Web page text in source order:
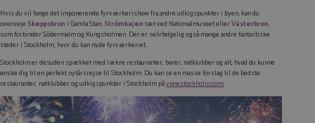
Hvis du vil fange det imponerende fyrværkerishow fra andre udkigspunkter i byen, kan du
overvejeSkeppsbroni Gamla Stan, Strömkajentæt ved Nationalmuseet ellerVästerbron,
som forbinder Södermalm og Kungsholmen. Der er selvfølgelig også mange andre fantastiske
steder i Stockholm, hvor du kan nyde fyrværkeriet.
Stockholm er desuden spækket med lækre restauranter, barer, natklubber og alt, hvad du kunne
ønske dig til en perfekt nytårsrejse til Stockholm. Du kan se en masse forslag til de bedste
restauranter, natklubber og udkigspunkter i Stockholm påviewstockholm.com.